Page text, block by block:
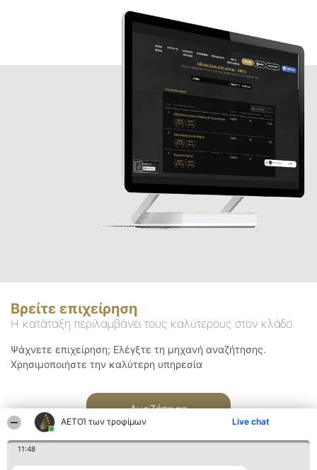
ΑΕΤΟΊ των τροφίμων Live chat
11:48
Βρείτε επιχείρηση
Η κατάταξη περιλαμβάνει τους καλύτερους στον κλάδο
Ψάχνετε επιχείρηση; Ελέγξτε τη μηχανή αναζήτησης.
Χρησιμοποιήστε την καλύτερη υπηρεσία
Αναζήτηση